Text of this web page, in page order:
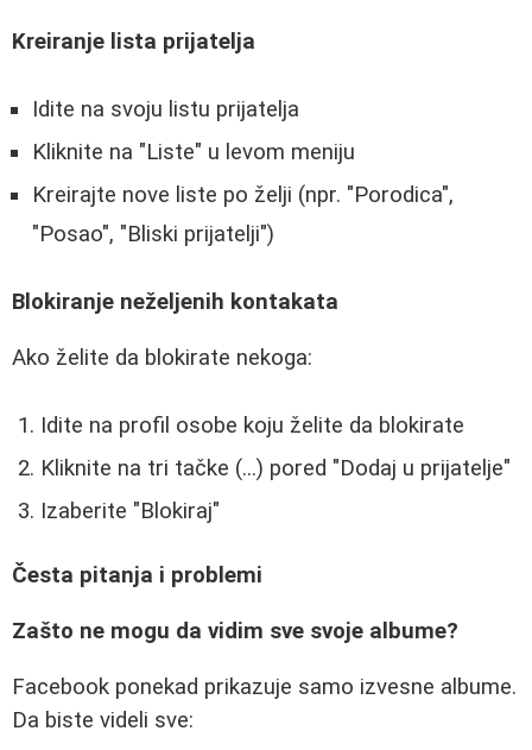
Kreiranje lista prijatelja
Idite na svoju listu prijatelja
Kliknite na "Liste" u levom meniju
Kreirajte nove liste po želji (npr. "Porodica",
"Posao", "Bliski prijatelji")
Blokiranje neželjenih kontakata
Ako želite da blokirate nekoga:
Idite na profil osobe koju želite da blokirate
Kliknite na tri tačke (...) pored "Dodaj u prijatelje"
Izaberite "Blokiraj"
Česta pitanja i problemi
Zašto ne mogu da vidim sve svoje albume?
Facebook ponekad prikazuje samo izvesne albume.
Da biste videli sve: